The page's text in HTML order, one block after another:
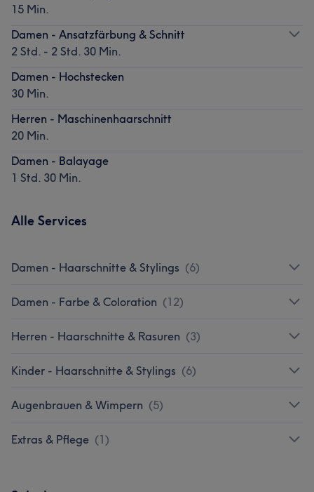
15 Min.
Damen - Ansatzfärbung & Schnitt
2 Std. - 2 Std. 30 Min.
Damen - Hochstecken
30 Min.
Herren - Maschinenhaarschnitt
20 Min.
Damen - Balayage
1 Std. 30 Min.
Alle Services
Damen - Haarschnitte & Stylings (6)
Damen - Farbe & Coloration (12)
Herren - Haarschnitte & Rasuren (3)
Kinder - Haarschnitte & Stylings (6)
Augenbrauen & Wimpern (5)
Extras & Pflege (1)